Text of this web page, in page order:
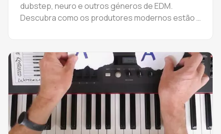
dubstep, neuro e outros géneros de EDM.
Descubra como os produtores modernos estão a